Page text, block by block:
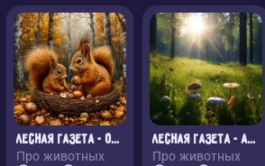
Лесная газета - Октябрь
Про животных
Лесная газета - Август
Про животных